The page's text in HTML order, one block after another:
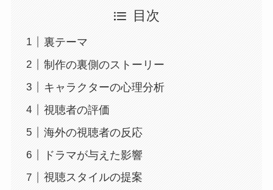
目次
裏テーマ
制作の裏側のストーリー
キャラクターの心理分析
視聴者の評価
海外の視聴者の反応
ドラマが与えた影響
視聴スタイルの提案